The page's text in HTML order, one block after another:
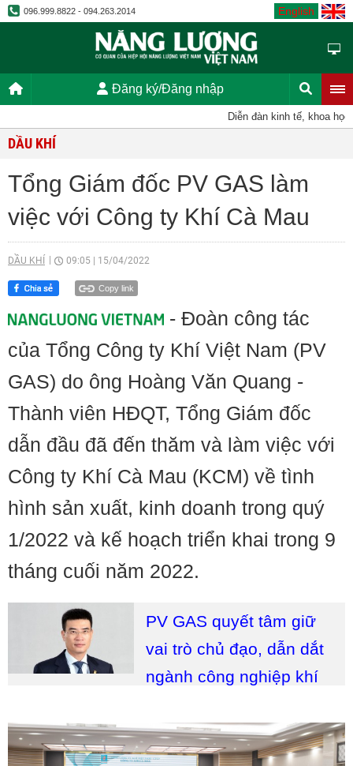
096.999.8822 - 094.263.2014 English
Đăng ký/Đăng nhập
Diễn đàn kinh tế, khoa học,
DẦU KHÍ
Tổng Giám đốc PV GAS làm
việc với Công ty Khí Cà Mau
DẦU KHÍ 09:05 15/04/2022
Copy link
- Đoàn công tác
của Tổng Công ty Khí Việt Nam (PV
GAS) do ông Hoàng Văn Quang -
Thành viên HĐQT, Tổng Giám đốc
dẫn đầu đã đến thăm và làm việc với
Công ty Khí Cà Mau (KCM) về tình
hình sản xuất, kinh doanh trong quý
1/2022 và kế hoạch triển khai trong 9
tháng cuối năm 2022.
PV GAS quyết tâm giữ
vai trò chủ đạo, dẫn dắt
ngành công nghiệp khí